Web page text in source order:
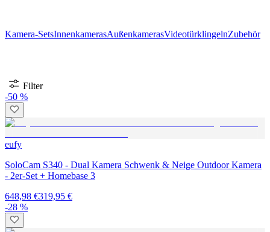
Kamera-SetsInnenkamerasAußenkamerasVideotürklingelnZubehör
Filter
-50 %
eufy
SoloCam S340 - Dual Kamera Schwenk & Neige Outdoor Kamera
- 2er-Set + Homebase 3
648,98 €319,95 €
-28 %